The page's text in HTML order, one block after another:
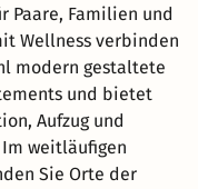
Paare, Familien und
Wellness verbinden
modern gestaltete
und bietet
Aufzug und
weitläufigen
Sie Orte der